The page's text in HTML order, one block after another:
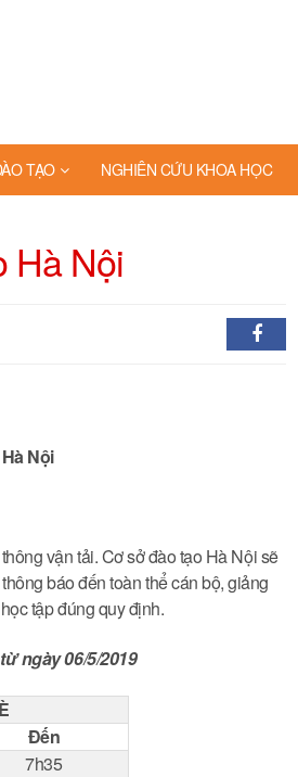
TẠO NGHIÊN CỨU KHOA HỌC
Hà Nội
Nội
vận tải. Cơ sở đào tạo Hà Nội sẽ
báo đến toàn thể cán bộ, giảng
tập đúng quy định.
ngày 06/5/2019
Đến
7h35